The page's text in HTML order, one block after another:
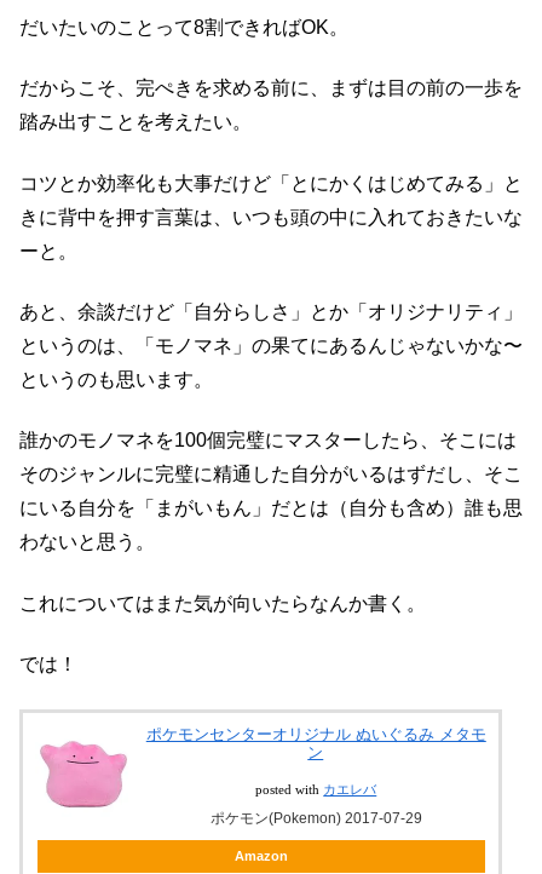
だいたいのことって8割できればOK。
だからこそ、完ぺきを求める前に、まずは目の前の一歩を
踏み出すことを考えたい。
コツとか効率化も大事だけど「とにかくはじめてみる」と
きに背中を押す言葉は、いつも頭の中に入れておきたいな
ーと。
あと、余談だけど「自分らしさ」とか「オリジナリティ」
というのは、「モノマネ」の果てにあるんじゃないかな〜
というのも思います。
誰かのモノマネを100個完璧にマスターしたら、そこには
そのジャンルに完璧に精通した自分がいるはずだし、そこ
にいる自分を「まがいもん」だとは（自分も含め）誰も思
わないと思う。
これについてはまた気が向いたらなんか書く。
では！
ポケモンセンターオリジナル ぬいぐるみ メタモ
ン
posted with カエレバ
ポケモン(Pokemon) 2017-07-29
Amazon